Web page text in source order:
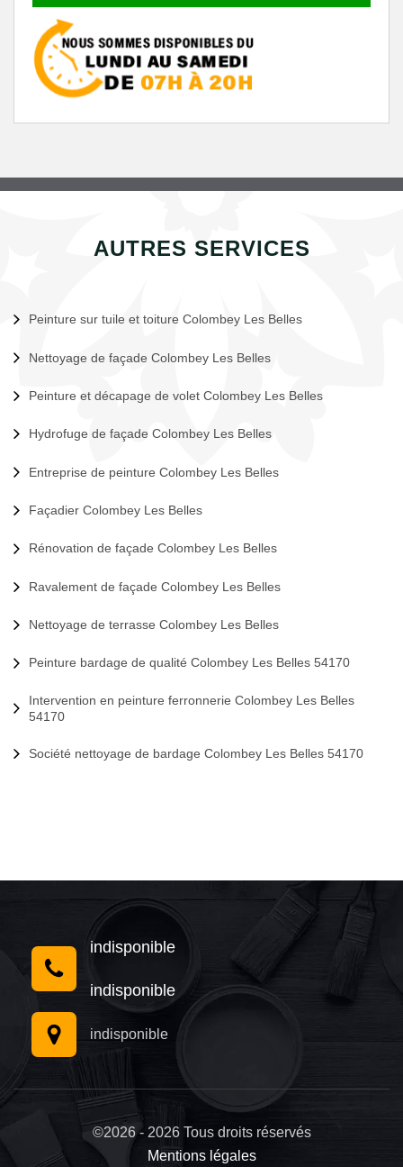
AUTRES SERVICES
Peinture sur tuile et toiture Colombey Les Belles
Nettoyage de façade Colombey Les Belles
Peinture et décapage de volet Colombey Les Belles
Hydrofuge de façade Colombey Les Belles
Entreprise de peinture Colombey Les Belles
Façadier Colombey Les Belles
Rénovation de façade Colombey Les Belles
Ravalement de façade Colombey Les Belles
Nettoyage de terrasse Colombey Les Belles
Peinture bardage de qualité Colombey Les Belles 54170
Intervention en peinture ferronnerie Colombey Les Belles
54170
Société nettoyage de bardage Colombey Les Belles 54170
indisponible
indisponible
indisponible
©2026 - 2026 Tous droits réservés
Mentions légales